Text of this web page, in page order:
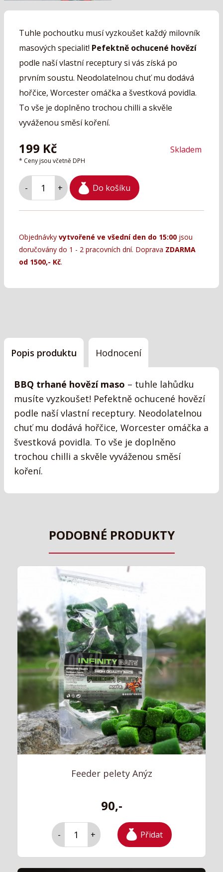
Tuhle pochoutku musí vyzkoušet každý milovník
masových specialit! Pefektně ochucené hovězí
podle naší vlastní receptury si vás získá po
prvním soustu. Neodolatelnou chuť mu dodává
hořčice, Worcester omáčka a švestková povidla.
To vše je doplněno trochou chilli a skvěle
vyváženou směsí koření.
199 Kč
* Ceny jsou včetně DPH
Skladem
- + Do košíku
Objednávky vytvořené ve všední den do 15:00 jsou
doručovány do 1 - 2 pracovních dní. Doprava ZDARMA
od 1500,- Kč.
Popis produktu Hodnocení
BBQ trhané hovězí maso – tuhle lahůdku
musíte vyzkoušet! Pefektně ochucené hovězí
podle naší vlastní receptury. Neodolatelnou
chuť mu dodává hořčice, Worcester omáčka a
švestková povidla. To vše je doplněno
trochou chilli a skvěle vyváženou směsí
koření.
PODOBNÉ PRODUKTY
Feeder pelety Anýz
90,-
- + Přidat